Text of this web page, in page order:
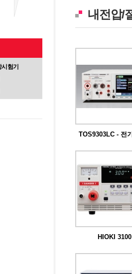
험기
내전압/
TOS9303LC - 전
HIOKI